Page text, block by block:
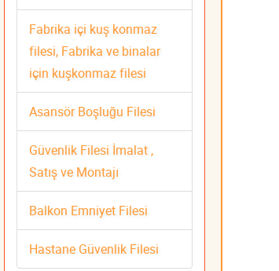
Fabrika içi kuş konmaz
filesi, Fabrika ve binalar
için kuşkonmaz filesi
Asansör Boşluğu Filesi
Güvenlik Filesi İmalat ,
Satış ve Montajı
Balkon Emniyet Filesi
Hastane Güvenlik Filesi